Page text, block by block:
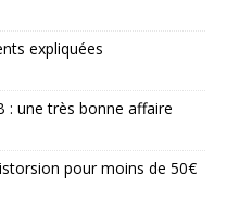
expliquées
: une très bonne affaire
pour moins de 50€